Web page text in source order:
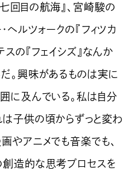
回目の航海』、宮崎駿の
ヘルツォークの『フィツカ
スの『フェイシズ』なんか
。興味があるものは実に
に及んでいる。私は自分
子供の頃からずっと変わ
やアニメでも音楽でも、
創造的な思考プロセスを